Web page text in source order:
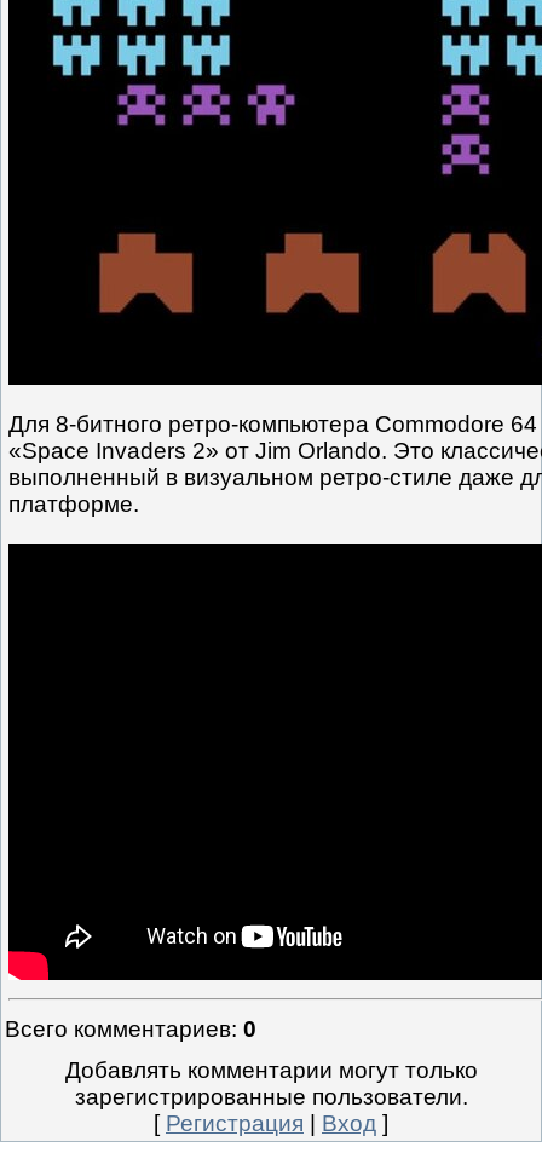
Для 8-битного ретро-компьютера Commodore 64
«Space Invaders 2» от Jim Orlando. Это
выполненный в визуальном ретро-стиле даже
платформе.
Всего комментариев: 0
Добавлять комментарии могут только
зарегистрированные пользователи.
[ Регистрация Вход ]